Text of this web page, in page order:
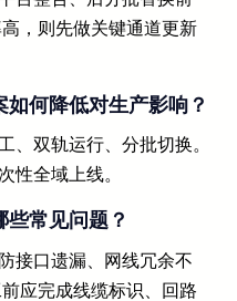
，则先做关键通道更新
何降低对生产影响？
、双轨运行、分批切换。
性全域上线。
常见问题？
接口遗漏、网线冗余不
应完成线缆标识、回路